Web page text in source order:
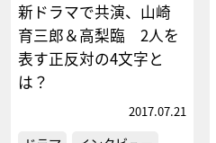
新ドラマで共演、山崎
育三郎＆高梨臨 2人を
表す正反対の4文字と
は？
2017.07.21